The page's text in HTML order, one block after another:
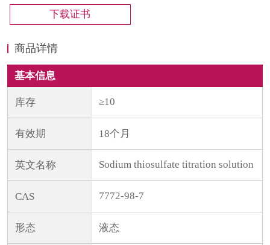
下载证书
商品详情
基本信息
库存 ≥10
有效期 18个月
英文名称 Sodium thiosulfate titration solution
CAS 7772-98-7
形态 液态
联系我们